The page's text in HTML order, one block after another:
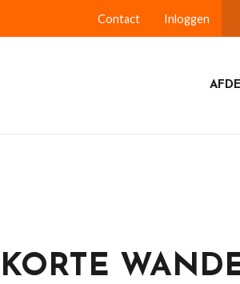
Contact Inloggen
KORTE